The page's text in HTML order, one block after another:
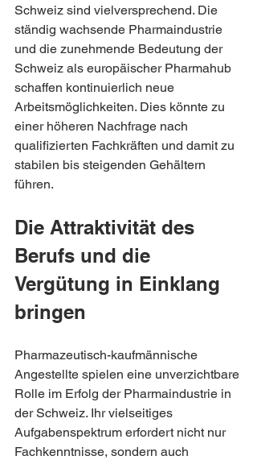
Schweiz sind vielversprechend. Die
ständig wachsende Pharmaindustrie
und die zunehmende Bedeutung der
Schweiz als europäischer Pharmahub
schaffen kontinuierlich neue
Arbeitsmöglichkeiten. Dies könnte zu
einer höheren Nachfrage nach
qualifizierten Fachkräften und damit zu
stabilen bis steigenden Gehältern
führen.
Die Attraktivität des
Berufs und die
Vergütung in Einklang
bringen
Pharmazeutisch-kaufmännische
Angestellte spielen eine unverzichtbare
Rolle im Erfolg der Pharmaindustrie in
der Schweiz. Ihr vielseitiges
Aufgabenspektrum erfordert nicht nur
Fachkenntnisse, sondern auch